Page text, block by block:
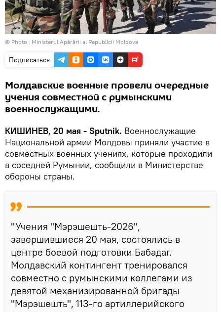
© Photo : Ministerul Apărării al Republicii Moldova
Подписаться
Молдавские военные провели очередные
учения совместной с румынскими
военнослужащими.
КИШИНЕВ, 20 мая - Sputnik. Военнослужащие
Национальной армии Молдовы приняли участие в
совместных военных учениях, которые проходили
в соседней Румынии, сообщили в Министерстве
обороны страны.
"Учения "Мэрэшешть-2026",
завершившиеся 20 мая, состоялись в
центре боевой подготовки Бабадаг.
Молдавский контингент тренировался
совместно с румынскими коллегами из
девятой механизированной бригады
"Мэрэшешть", 113-го артиллерийского